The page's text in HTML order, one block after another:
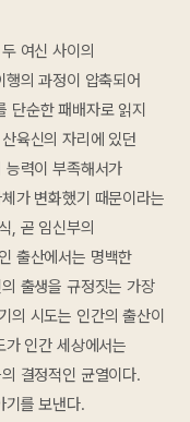
여신 사이의
의 과정이 압축되어
단순한 패배자로 읽지
육신의 자리에 있던
능력이 부족해서가
가 변화했기 때문이라는
, 곧 임신부의
출산에서는 명백한
출생을 규정짓는 가장
의 시도는 인간의 출산이
인간 세상에서는
결정적인 균열이다.
기를 보낸다.